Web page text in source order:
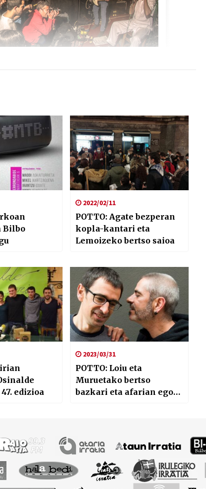
Bilbo
2022/02/11
POTTO: Agate bezperan
kopla-kantari eta
Lemoizeko bertso saioa
edizioa
2023/03/31
POTTO: Loiu eta
Muruetako bertso
bazkari eta afarian egon